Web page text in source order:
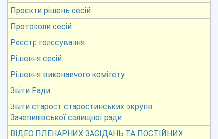
Проєкти рішень сесій
Протоколи сесій
Реєстр голосування
Рішення сесій
Рішення виконавчого комітету
Звіти Ради
Звіти старост старостинських округів
Зачепилівської селищної ради
ВІДЕО ПЛЕНАРНИХ ЗАСІДАНЬ ТА ПОСТІЙНИХ